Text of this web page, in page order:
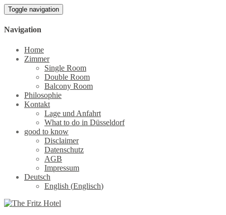
Toggle navigation
Navigation
Home
Zimmer
Single Room
Double Room
Balcony Room
Philosophie
Kontakt
Lage und Anfahrt
What to do in Düsseldorf
good to know
Disclaimer
Datenschutz
AGB
Impressum
Deutsch
English (Englisch)